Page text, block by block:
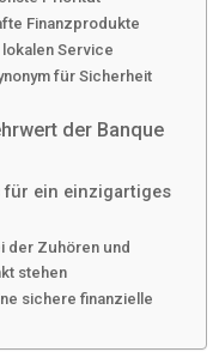
Finanzprodukte
Service
für Sicherheit
der Banque
für ein einzigartiges
der Zuhören und
stehen
sichere finanzielle